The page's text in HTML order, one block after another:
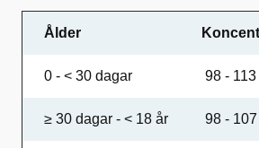
Ålder
0 - < 30 dagar 98 -
≥ 30 dagar - < 18 år 98 -